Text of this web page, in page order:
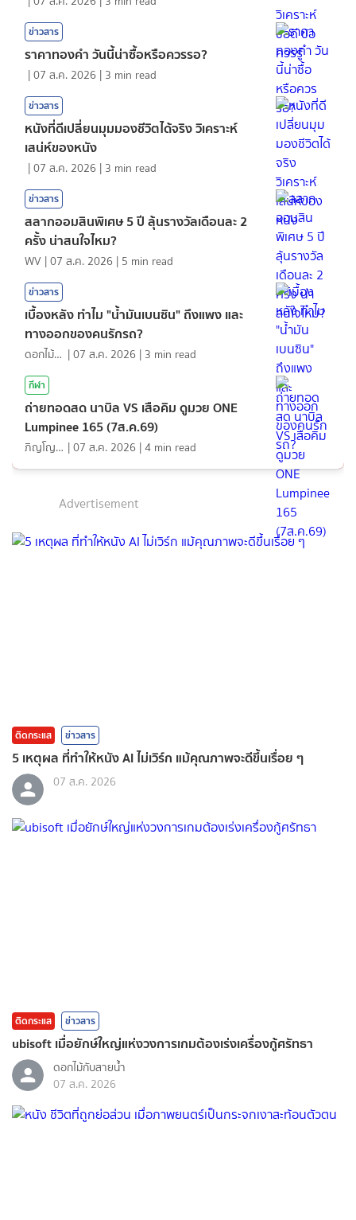
ข่าวสาร
ราคาทองคํา วันนี้น่าซื้อหรือควรรอ?
|07 ส.ค. 2026 | 3 min read
ข่าวสาร
หนังที่ดีเปลี่ยนมุมมองชีวิตได้จริง วิเคราะห์
เสน่ห์ของหนัง
|07 ส.ค. 2026 | 3 min read
ข่าวสาร
สลากออมสินพิเศษ 5 ปี ลุ้นรางวัลเดือนละ 2
ครั้ง น่าสนใจไหม?
WV |07 ส.ค. 2026 | 5 min read
ข่าวสาร
เบื้องหลัง ทำไม "น้ำมันเบนซิน" ถึงแพง และ
ทางออกของคนรักรถ?
ดอกไม้กับสายน้ำ |07 ส.ค. 2026 | 3 min read
กีฬา
ถ่ายทอดสด นาบิล VS เสือคิม ดูมวย ONE
Lumpinee 165 (7ส.ค.69)
ภิญโญ ส่องแสง |07 ส.ค. 2026 |4 min read
Advertisement
ติดกระแส ข่าวสาร
5 เหตุผล ที่ทำให้หนัง AI ไม่เวิร์ก แม้คุณภาพจะดีขึ้นเรื่อย ๆ
07 ส.ค. 2026
ติดกระแส ข่าวสาร
ubisoft เมื่อยักษ์ใหญ่แห่งวงการเกมต้องเร่งเครื่องกู้ศรัทธา
ดอกไม้กับสายน้ำ
07 ส.ค. 2026